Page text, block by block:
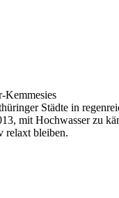
Kemmesies
Städte in
mit Hochwasser zu
relaxt bleiben.